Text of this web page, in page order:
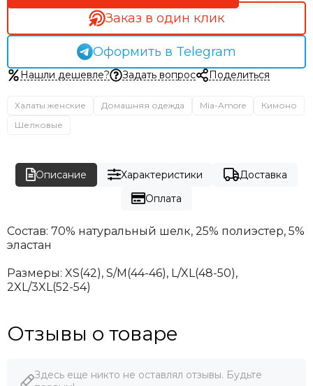
Заказ в один клик
Оформить в Telegram
Нашли дешевле? Задать вопрос Поделиться
Халаты женские Домашняя одежда Mia-Amore
Кимоно
Шелковые
Описание Характеристики
Доставка
Оплата
Состав: 70% натуральный шелк, 25% полиэстер, 5%
эластан
Размеры: XS(42), S/М(44-46), L/XL(48-50),
2XL/3XL(52-54)
Отзывы о товаре
Здесь еще никто не оставлял отзывы. Будьте